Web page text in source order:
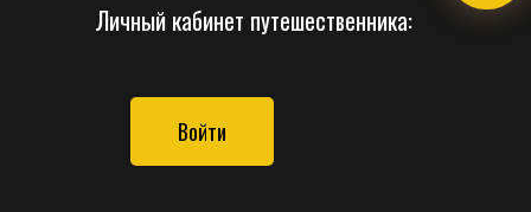
Личный кабинет путешественника:
Войти